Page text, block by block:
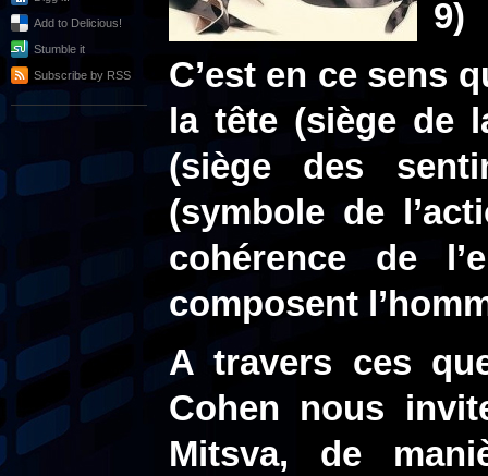
Add to Delicious!
Stumble it
Subscribe by RSS
9)
C’est en ce sens
la tête (siège de
(siège des
(symbole de
cohérence de
composent
A travers ces
Cohen nous
Mitsva, de